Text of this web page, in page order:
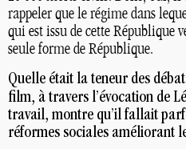
rappeler que le régime dans
qui est issu de cette République
seule forme de République.
Quelle était la teneur des
film, à travers l’évocation de
travail, montre qu’il fallait
réformes sociales améliorant